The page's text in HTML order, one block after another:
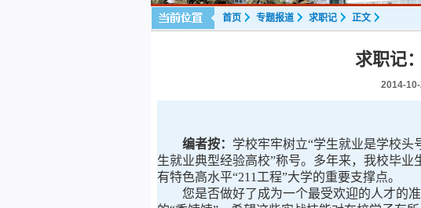
首页 专题报道 求职记 正文
求职记
2014-
编者按： 学校牢牢树立“学生就业是学校头
生就业典型经验高校”称号。多年来，我校毕
有特色高水平“211工程”大学的重要支撑点。
您是否做好了成为一个最受欢迎的人才的准